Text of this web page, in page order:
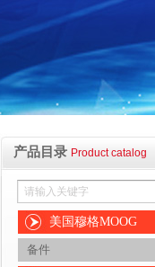
产品目录 Product catalog
美国穆格MOOG
备件